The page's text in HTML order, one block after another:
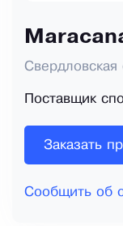
Свердловская
Поставщик
Заказать
Сообщить об